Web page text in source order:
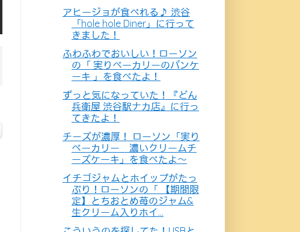
アヒージョが食べれる♪ 渋谷
「hole hole Diner」に行って
きました！
ふわふわでおいしい！ローソン
の「 実りベーカリーのパンケ
ーキ 」を食べたよ！
ずっと気になっていた！『どん
兵衛屋 渋谷駅ナカ店』に行っ
てきたよ！
チーズが濃厚！ ローソン「実り
ベーカリー 濃いクリームチ
ーズケーキ」を食べたよ〜
イチゴジャムとホイップがたっ
ぷり！ローソンの「 【期間限
定】とちおとめ苺のジャム&
生クリーム入りホイ...